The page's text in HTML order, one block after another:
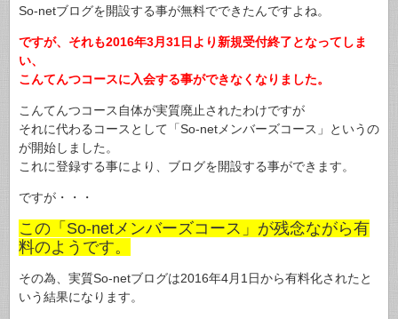
So-netブログを開設する事が無料でできたんですよね。
ですが、それも2016年3月31日より新規受付終了となってしま
い、
こんてんつコースに入会する事ができなくなりました。
こんてんつコース自体が実質廃止されたわけですが
それに代わるコースとして「So-netメンバーズコース」というの
が開始しました。
これに登録する事により、ブログを開設する事ができます。
ですが・・・
この「So-netメンバーズコース」が残念ながら有
料のようです。
その為、実質So-netブログは2016年4月1日から有料化されたと
いう結果になります。